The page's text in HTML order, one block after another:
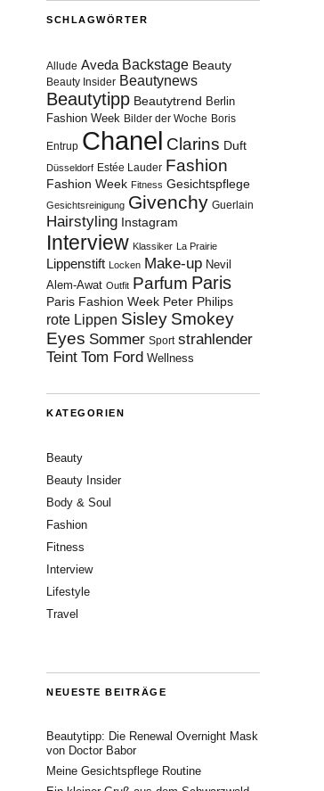
SCHLAGWÖRTER
Allude Aveda Backstage Beauty
Beauty Insider Beautynews
Beautytipp Beautytrend Berlin
Fashion Week Bilder der Woche Boris
Entrup Chanel Clarins Duft
Düsseldorf Estée Lauder Fashion
Fashion Week Fitness Gesichtspflege
Gesichtsreinigung Givenchy Guerlain
Hairstyling Instagram
Interview Klassiker La Prairie
Lippenstift Locken Make-up Nevil
Alem-Awat Outfit Parfum Paris
Paris Fashion Week Peter Philips
rote Lippen Sisley Smokey
Eyes Sommer Sport strahlender
Teint Tom Ford Wellness
KATEGORIEN
Beauty
Beauty Insider
Body & Soul
Fashion
Fitness
Interview
Lifestyle
Travel
NEUESTE BEITRÄGE
Beautytipp: Die Renewal Overnight Mask
von Doctor Babor
Meine Gesichtspflege Routine